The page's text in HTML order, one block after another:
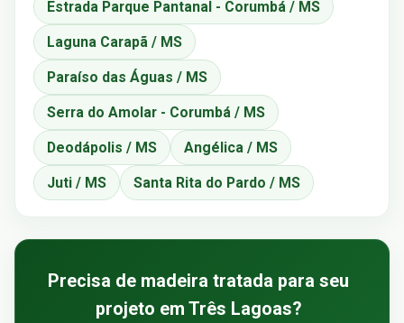
Estrada Parque Pantanal - Corumbá / MS
Laguna Carapã / MS
Paraíso das Águas / MS
Serra do Amolar - Corumbá / MS
Deodápolis / MS Angélica / MS
Juti / MS Santa Rita do Pardo / MS
Precisa de madeira tratada para seu
projeto em Três Lagoas?